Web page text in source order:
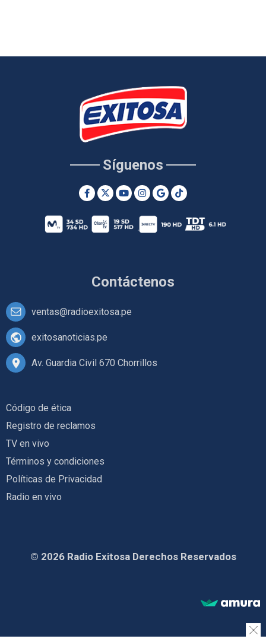
Contáctenos
ventas@radioexitosa.pe
exitosanoticias.pe
Av. Guardia Civil 670 Chorrillos
Síguenos
Código de ética
Registro de reclamos
TV en vivo
Términos y condiciones
Políticas de Privacidad
Radio en vivo
© 2026 Radio Exitosa Derechos Reservados